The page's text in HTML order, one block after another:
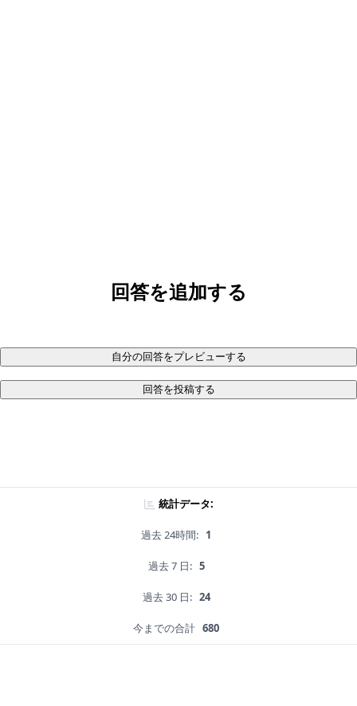
回答を追加する
自分の回答をプレビューする
回答を投稿する
統計データ:
過去 24時間: 1
過去 7 日: 5
過去 30 日: 24
今までの合計 680